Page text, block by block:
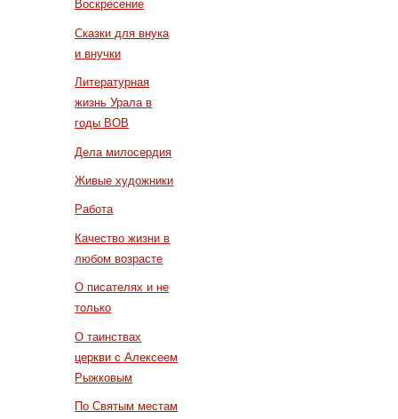
Воскресение
Сказки для внука
и внучки
Литературная
жизнь Урала в
годы ВОВ
Дела милосердия
Живые художники
Работа
Качество жизни в
любом возрасте
О писателях и не
только
О таинствах
церкви с Алексеем
Рыжковым
По Святым местам